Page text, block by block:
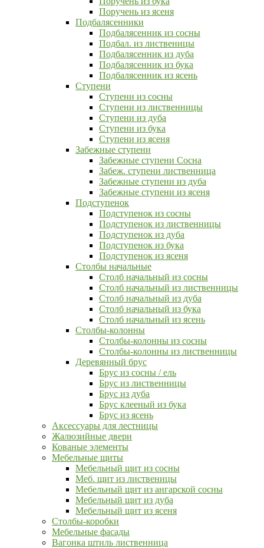
Поручень из ясеня
Подбалясенники
Подбалясенник из сосны
Подбал. из лиственицы
Подбалясенник из дуба
Подбалясенник из бука
Подбалясенник из ясень
Ступени
Ступени из сосны
Ступени из лиственницы
Ступени из дуба
Ступени из бука
Ступени из ясеня
Забежные ступени
Забежные ступени Сосна
Забеж. ступени лиственница
Забежные ступени из дуба
Забежные ступени из ясеня
Подступенок
Подступенок из сосны
Подступенок из лиственницы
Подступенок из дуба
Подступенок из бука
Подступенок из ясеня
Столбы начальные
Столб начальный из сосны
Столб начальный из лиственницы
Столб начальный из дуба
Столб начальный из бука
Столб начальный из ясень
Столбы-колонны
Столбы-колонны из сосны
Столбы-колонны из лиственницы
Деревянный брус
Брус из сосны / ель
Брус из лиственницы
Брус из дуба
Брус клееный из бука
Брус из ясень
Аксессуары для лестницы
Жалюзийные двери
Кованые элементы
Мебельные щиты
Мебельный щит из сосны
Меб. щит из лиственицы
Мебельный щит из ангарской сосны
Мебельный щит из дуба
Мебельный щит из ясеня
Столбы-коробки
Мебельные фасады
Вагонка штиль лиственница